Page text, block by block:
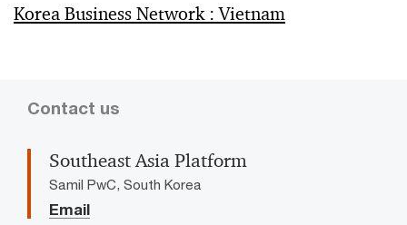
Korea Business Network : Vietnam
Contact us
Southeast Asia Platform
Samil PwC, South Korea
Email